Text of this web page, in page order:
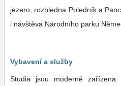
jezero, rozhledna Poledník a
i návštěva Národního parku
Vybavení a služby
Studia jsou moderně